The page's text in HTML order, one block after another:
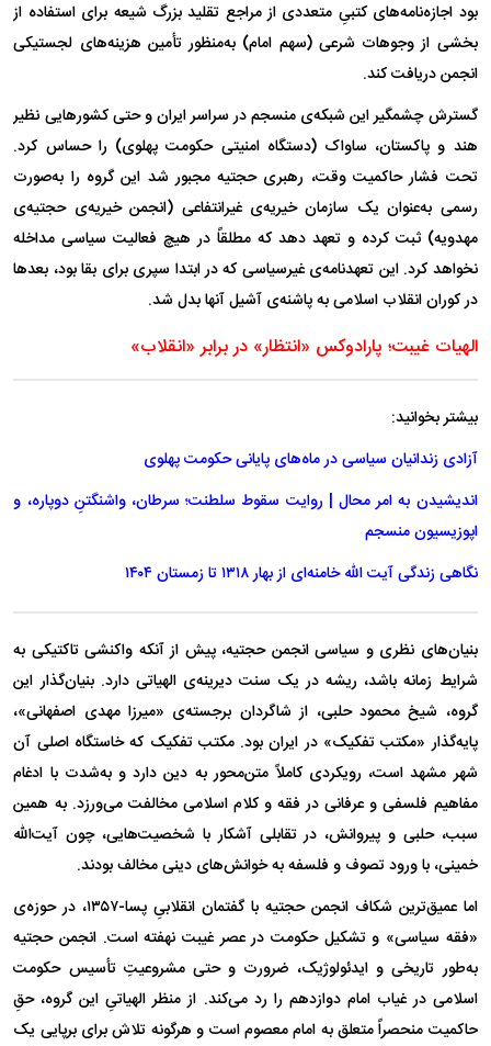
بود اجازه‌نامه‌های کتبیِ متعددی از مراجع تقلید بزرگ شیعه برای استفاده از
بخشی از وجوهات شرعی (سهم امام) به‌منظور تأمین هزینه‌های لجستیکی
انجمن دریافت کند.
گسترش چشمگیر این شبکه‌ی منسجم در سراسر ایران و حتی کشور‌هایی نظیر
هند و پاکستان، ساواک (دستگاه امنیتی حکومت پهلوی) را حساس کرد.
تحت فشار حاکمیت وقت، رهبری حجتیه مجبور شد این گروه را به‌صورت
رسمی به‌عنوان یک سازمان خیریه‌ی غیرانتفاعی (انجمن خیریه‌ی حجتیه‌ی
مهدویه) ثبت کرده و تعهد دهد که مطلقاً در هیچ فعالیت سیاسی مداخله
نخواهد کرد. این تعهدنامه‌ی غیرسیاسی که در ابتدا سپری برای بقا بود، بعد‌ها
در کوران انقلاب اسلامی به پاشنه‌ی آشیل آنها بدل شد.
الهیات غیبت؛ پارادوکس «انتظار» در برابر «انقلاب»
بیشتر بخوانید:
آزادی زندانیان سیاسی در ماه‌های پایانی حکومت پهلوی
اندیشیدن به امر محال | روایت سقوط سلطنت؛ سرطان، واشنگتنِ دوپاره، و
اپوزیسیون منسجم
نگاهی زندگی آیت الله خامنه‌ای از بهار ۱۳۱۸ تا زمستان ۱۴۰۴
بنیان‌های نظری و سیاسی انجمن حجتیه، پیش از آنکه واکنشی تاکتیکی به
شرایط زمانه باشد، ریشه در یک سنت دیرینه‌ی الهیاتی دارد. بنیان‌گذار این
گروه، شیخ محمود حلبی، از شاگردان برجسته‌ی «میرزا مهدی اصفهانی»،
پایه‌گذار «مکتب تفکیک» در ایران بود. مکتب تفکیک که خاستگاه اصلی آن
شهر مشهد است، رویکردی کاملاً متن‌محور به دین دارد و به‌شدت با ادغام
مفاهیم فلسفی و عرفانی در فقه و کلام اسلامی مخالفت می‌ورزد. به همین
سبب، حلبی و پیروانش، در تقابلی آشکار با شخصیت‌هایی، چون آیت‌الله
خمینی، با ورود تصوف و فلسفه به خوانش‌های دینی مخالف بودند.
اما عمیق‌ترین شکاف انجمن حجتیه با گفتمان انقلابیِ پسا-۱۳۵۷، در حوزه‌ی
«فقه سیاسی» و تشکیل حکومت در عصر غیبت نهفته است. انجمن حجتیه
به‌طور تاریخی و ایدئولوژیک، ضرورت و حتی مشروعیتِ تأسیس حکومت
اسلامی در غیاب امام دوازدهم را رد می‌کند. از منظر الهیاتیِ این گروه، حقِ
حاکمیت منحصراً متعلق به امام معصوم است و هرگونه تلاش برای برپایی یک